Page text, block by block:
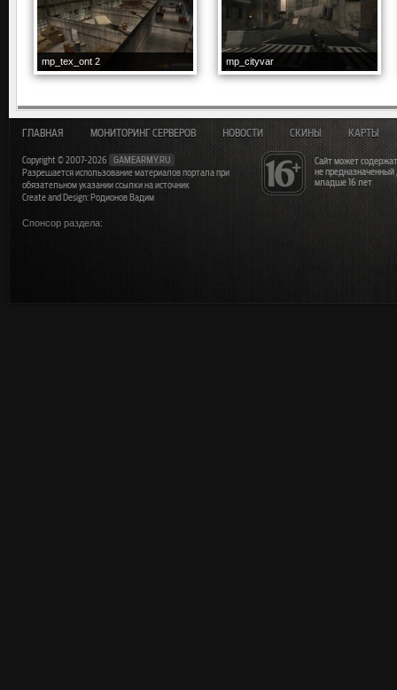
mp_tex_ont 2 mp_cityvar
Сайт может
не
младше 16 лет
ГЛАВНАЯ МОНИТОРИНГ СЕРВЕРОВ НОВОСТИ СКИНЫ КАРТЫ
Copyright © 2007-2026
GAMEARMY.RU
Разрешается использование материалов портала при
обязательном указании ссылки на источник
Create and Design: Родионов Вадим
Спонсор раздела: